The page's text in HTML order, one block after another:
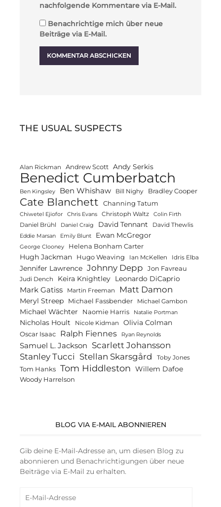
nachfolgende Kommentare via E-Mail.
Benachrichtige mich über neue
Beiträge via E-Mail.
THE USUAL SUSPECTS
Alan Rickman Andrew Scott Andy Serkis
Benedict Cumberbatch
Ben Kingsley Ben Whishaw Bill Nighy Bradley Cooper
Cate Blanchett Channing Tatum
Chiwetel Ejiofor Chris Evans Christoph Waltz Colin Firth
Daniel Brühl Daniel Craig David Tennant David Thewlis
Eddie Marsan Emily Blunt Ewan McGregor
George Clooney Helena Bonham Carter
Hugh Jackman Hugo Weaving Ian McKellen Idris Elba
Jennifer Lawrence Johnny Depp Jon Favreau
Judi Dench Keira Knightley Leonardo DiCaprio
Mark Gatiss Martin Freeman Matt Damon
Meryl Streep Michael Fassbender Michael Gambon
Michael Wächter Naomie Harris Natalie Portman
Nicholas Hoult Nicole Kidman Olivia Colman
Oscar Isaac Ralph Fiennes Ryan Reynolds
Samuel L. Jackson Scarlett Johansson
Stanley Tucci Stellan Skarsgård Toby Jones
Tom Hanks Tom Hiddleston Willem Dafoe
Woody Harrelson
BLOG VIA E-MAIL ABONNIEREN
Gib deine E-Mail-Adresse an, um diesen Blog zu
abonnieren und Benachrichtigungen über neue
Beiträge via E-Mail zu erhalten.
Mail-